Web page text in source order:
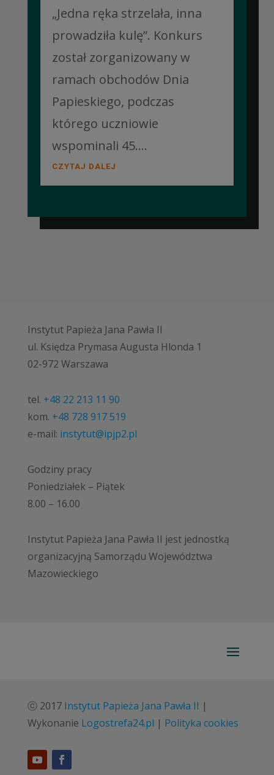
„Jedna ręka strzelała, inna
prowadziła kulę”. Konkurs
został zorganizowany w
ramach obchodów Dnia
Papieskiego, podczas
którego uczniowie
wspominali 45....
CZYTAJ DALEJ
Instytut Papieża Jana Pawła II
ul. Księdza Prymasa Augusta Hlonda 1
02-972 Warszawa
tel. +48 22 213 11 90
kom. +48 728 917 519
e-mail: instytut@ipjp2.pl
Godziny pracy
Poniedziałek – Piątek
8.00 – 16.00
Instytut Papieża Jana Pawła II jest jednostką
organizacyjną Samorządu Województwa
Mazowieckiego
ⓒ 2017 Instytut Papieża Jana Pawła II |
Wykonanie Logostrefa24.pl | Polityka cookies